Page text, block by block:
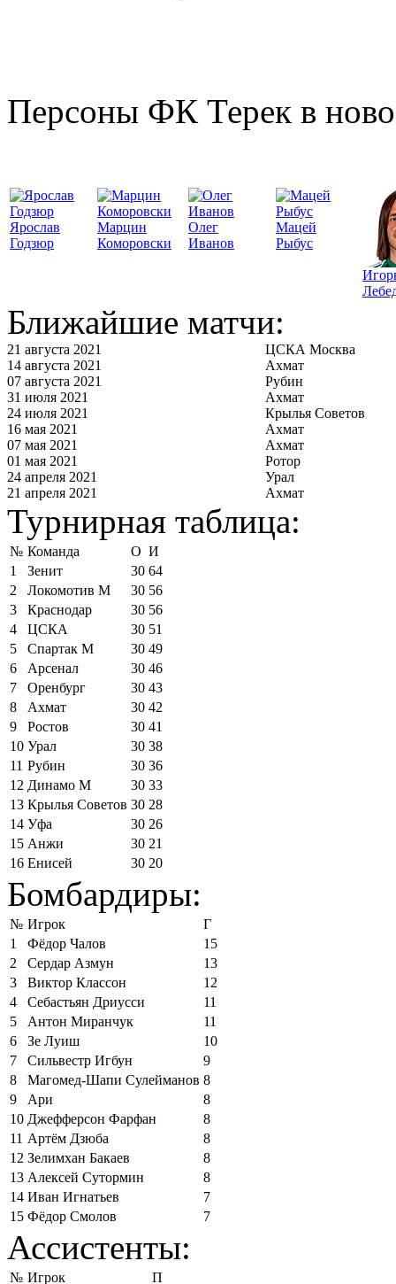
Персоны ФК Терек в
Ярослав
Годзюр
Марцин
Коморовски
Олег
Иванов
Мацей
Рыбус
Ближайшие матчи:
21 августа 2021
ЦСКА Москва
14 августа 2021
Ахмат
07 августа 2021
Рубин
31 июля 2021
Ахмат
24 июля 2021
Крылья Советов
16 мая 2021
Ахмат
07 мая 2021
Ахмат
01 мая 2021
Ротор
24 апреля 2021
Урал
21 апреля 2021
Ахмат
Турнирная таблица:
№ Команда О И
1
Зенит 30 64
2
Локомотив М 30 56
3
Краснодар 30 56
4
ЦСКА 30 51
5
Спартак М 30 49
6
Арсенал 30 46
7
Оренбург 30 43
8
Ахмат 30 42
9
Ростов 30 41
10 Урал 30 38
11 Рубин 30 36
12 Динамо М 30 33
13 Крылья Советов 30 28
14 Уфа 30 26
15 Анжи 30 21
16 Енисей 30 20
Бомбардиры:
№ Игрок
Г
1
Фёдор Чалов
15
2
Сердар Азмун
13
3
Виктор Классон
12
4
Себастьян Дриусси
11
5
Антон Миранчук
11
6
Зе Луиш
10
7
Сильвестр Игбун
9
8
Магомед-Шапи Сулейманов 8
9
Ари
8
10 Джефферсон Фарфан
8
11 Артём Дзюба
8
12 Зелимхан Бакаев
8
13 Алексей Сутормин
8
14 Иван Игнатьев
7
15 Фёдор Смолов 7
Ассистенты:
№ Игрок П